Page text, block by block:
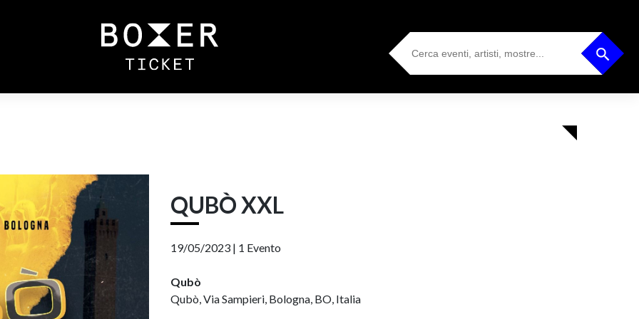
Search
for:
Search Button
QUBÒ XXL
19/05/2023 | 1 Evento
Qubò
Qubò, Via Sampieri, Bologna, BO, Italia